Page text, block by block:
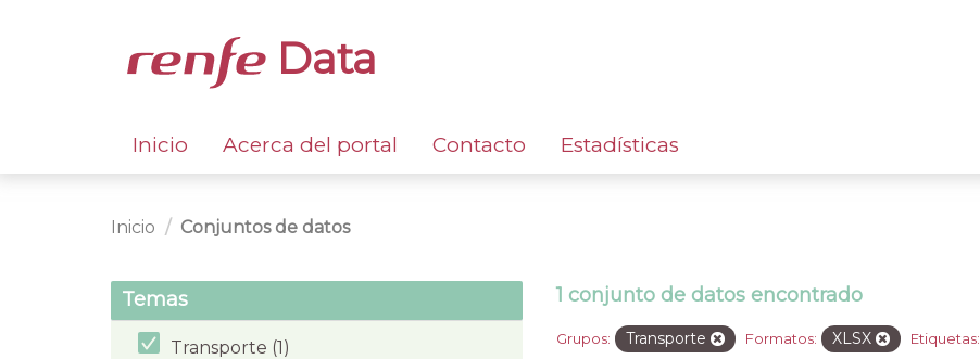
Data
Inicio Acerca del portal Contacto Estadísticas
Inicio Conjuntos de datos
Temas
Transporte (1)
1 conjunto de datos encontrado
Grupos: Transporte Formatos: XLSX Etiquetas: